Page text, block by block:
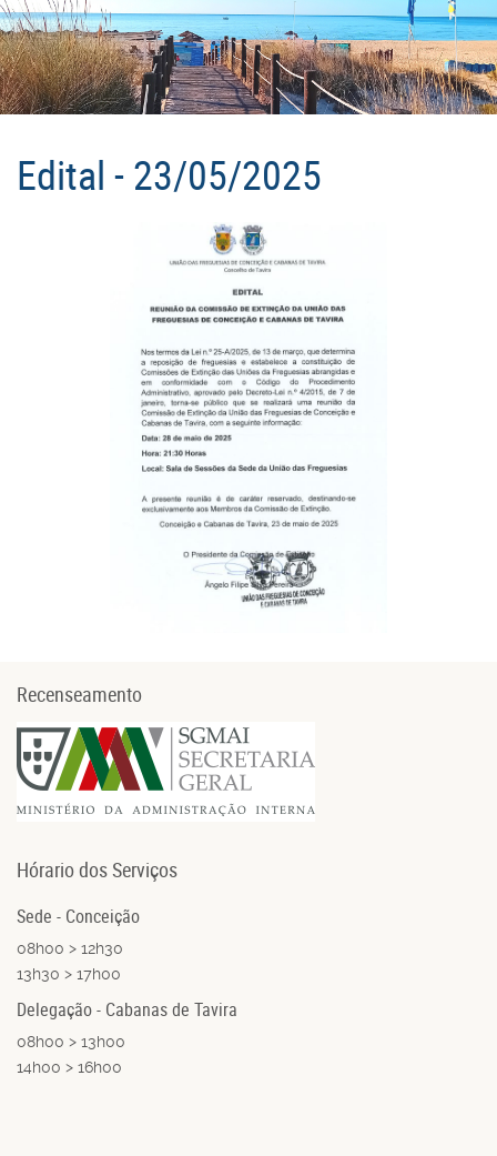
Edital - 23/05/2025
Recenseamento
Hórario dos Serviços
Sede - Conceição
08h00 > 12h30
13h30 > 17h00
Delegação - Cabanas de Tavira
08h00 > 13h00
14h00 > 16h00